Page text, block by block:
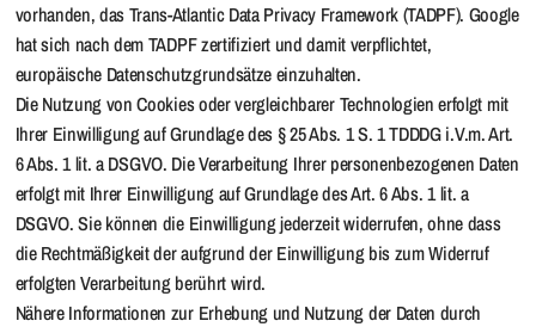
vorhanden, das Trans-Atlantic Data Privacy Framework (TADPF). Google
hat sich nach dem TADPF zertifiziert und damit verpflichtet,
europäische Datenschutzgrundsätze einzuhalten.
Die Nutzung von Cookies oder vergleichbarer Technologien erfolgt mit
Ihrer Einwilligung auf Grundlage des § 25 Abs. 1 S. 1 TDDDG i.V.m. Art.
6 Abs. 1 lit. a DSGVO. Die Verarbeitung Ihrer personenbezogenen Daten
erfolgt mit Ihrer Einwilligung auf Grundlage des Art. 6 Abs. 1 lit. a
DSGVO. Sie können die Einwilligung jederzeit widerrufen, ohne dass
die Rechtmäßigkeit der aufgrund der Einwilligung bis zum Widerruf
erfolgten Verarbeitung berührt wird.
Nähere Informationen zur Erhebung und Nutzung der Daten durch